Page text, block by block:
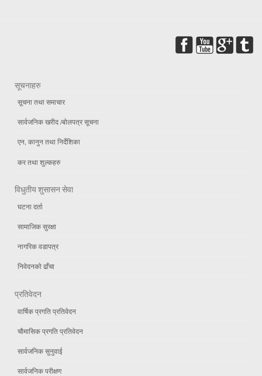
सूचनाहरु
सूचना तथा समाचार
सार्वजनिक खरीद /बोलपत्र सूचना
एन, कानुन तथा निर्देशिका
कर तथा शुल्कहरु
विधुतीय शुसासन सेवा
घटना दर्ता
सामाजिक सुरक्षा
नागरिक वडापत्र
निवेदनको ढाँचा
प्रतिवेदन
वार्षिक प्रगति प्रतिवेदन
चौमासिक प्रगति प्रतिवेदन
सार्वजनिक सुनुवाई
सार्वजनिक परीक्षण